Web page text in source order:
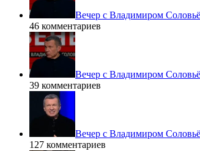
Вечер с Владимиром
46 комментариев
Вечер с Владимиром
39 комментариев
Вечер с Владимиром
127 комментариев